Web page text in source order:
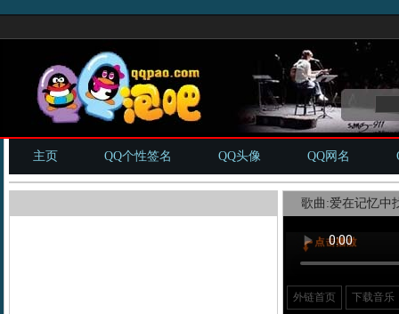
主页 QQ个性签名 QQ头像 QQ网名
歌曲:爱在记忆中
外链首页 下载音乐